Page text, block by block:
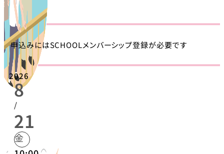
申込みにはSCHOOLメンバーシップ登録が必要です
2026
8
/
21
金